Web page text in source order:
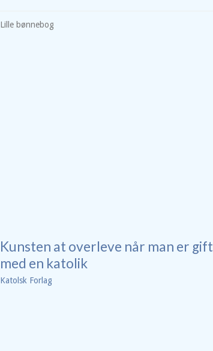
Lille bønnebog
Kunsten at overleve når man er gift
med en katolik
Katolsk Forlag